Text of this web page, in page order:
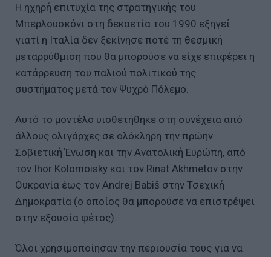
Η ηχηρή επιτυχία της στρατηγικής του
Μπερλουσκόνι στη δεκαετία του 1990 εξηγεί
γιατί η Ιταλία δεν ξεκίνησε ποτέ τη θεσμική
μεταρρύθμιση που θα μπορούσε να είχε επιφέρει η
κατάρρευση του παλιού πολιτικού της
συστήματος μετά τον Ψυχρό Πόλεμο.
Αυτό το μοντέλο υιοθετήθηκε στη συνέχεια από
άλλους ολιγάρχες σε ολόκληρη την πρώην
Σοβιετική Ένωση και την Ανατολική Ευρώπη, από
τον Ihor Kolomoisky και τον Rinat Akhmetov στην
Ουκρανία έως τον Andrej Babiš στην Τσεχική
Δημοκρατία (ο οποίος θα μπορούσε να επιστρέψει
στην εξουσία φέτος).
Όλοι χρησιμοποίησαν την περιουσία τους για να